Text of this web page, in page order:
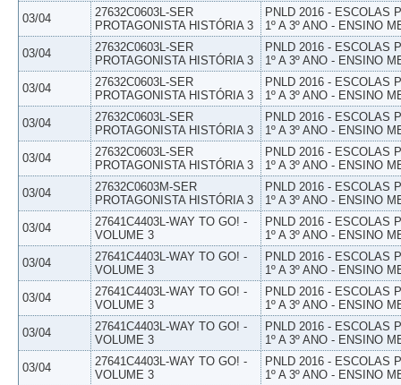
03/04
27632C0603L-SER
PROTAGONISTA HISTÓRIA 3
PNLD 2016 - ESCOLAS
1º A 3º ANO - ENSINO
03/04
27632C0603L-SER
PROTAGONISTA HISTÓRIA 3
PNLD 2016 - ESCOLAS
1º A 3º ANO - ENSINO
03/04
27632C0603L-SER
PROTAGONISTA HISTÓRIA 3
PNLD 2016 - ESCOLAS
1º A 3º ANO - ENSINO
03/04
27632C0603L-SER
PROTAGONISTA HISTÓRIA 3
PNLD 2016 - ESCOLAS
1º A 3º ANO - ENSINO
03/04
27632C0603L-SER
PROTAGONISTA HISTÓRIA 3
PNLD 2016 - ESCOLAS
1º A 3º ANO - ENSINO
03/04
27632C0603M-SER
PROTAGONISTA HISTÓRIA 3
PNLD 2016 - ESCOLAS
1º A 3º ANO - ENSINO
03/04
27641C4403L-WAY TO GO! -
VOLUME 3
PNLD 2016 - ESCOLAS
1º A 3º ANO - ENSINO
03/04
27641C4403L-WAY TO GO! -
VOLUME 3
PNLD 2016 - ESCOLAS
1º A 3º ANO - ENSINO
03/04
27641C4403L-WAY TO GO! -
VOLUME 3
PNLD 2016 - ESCOLAS
1º A 3º ANO - ENSINO
03/04
27641C4403L-WAY TO GO! -
VOLUME 3
PNLD 2016 - ESCOLAS
1º A 3º ANO - ENSINO
03/04
27641C4403L-WAY TO GO! -
VOLUME 3
PNLD 2016 - ESCOLAS
1º A 3º ANO - ENSINO